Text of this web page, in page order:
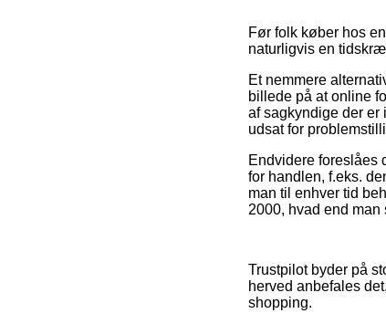
Før folk køber hos
naturligvis en
Et nemmere
billede på at online
af sagkyndige der er
udsat for
Endvidere foreslåes
for handlen, f.eks.
man til enhver tid
2000, hvad end
Trustpilot byder på
herved anbefales
shopping.